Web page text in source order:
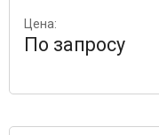
Цена:
По запросу